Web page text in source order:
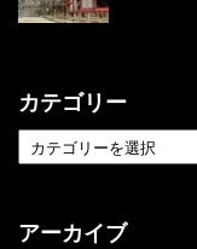
カテゴリー
アーカイブ